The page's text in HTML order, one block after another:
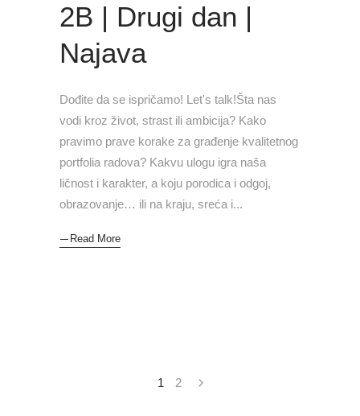
2B | Drugi dan |
Najava
Dođite da se ispričamo! Let's talk!Šta nas
vodi kroz život, strast ili ambicija? Kako
pravimo prave korake za građenje kvalitetnog
portfolia radova? Kakvu ulogu igra naša
ličnost i karakter, a koju porodica i odgoj,
obrazovanje… ili na kraju, sreća i
Read More
1 2